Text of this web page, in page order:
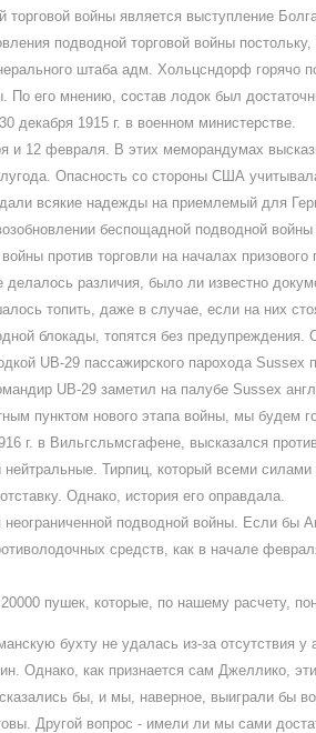
войны является выступление
подводной торговой войны
штаба адм. Хольцсндорф
По его мнению, состав лодок был
декабря 1915 г. в военном министерстве.
и 12 февраля. В этих меморандумах
Опасность со стороны США
всякие надежды на приемлемый для
беспощадной подводной
против торговли на началах
различия, было ли известно
топить, даже в случае, если на них
блокады, топятся без
UB-29 пассажирского парохода
UB-29 заметил на палубе Sussex
пунктом нового этапа войны, мы будем
г. в Вильгсльмсгафене, высказался
Тирпиц, который всеми
Однако, история его оправдала.
подводной войны. Если бы
средств, как в начале
пушек, которые, по нашему расчету,
бухту не удалась из-за отсутствия
Однако, как признается сам Джеллико,
бы, и мы, наверное, выиграли бы
Другой вопрос - имели ли мы сами